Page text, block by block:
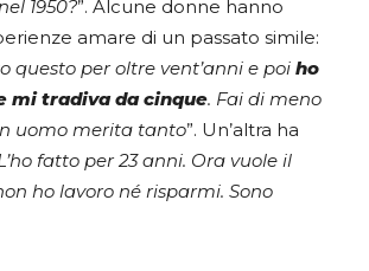
1950?”. Alcune donne hanno
amare di un passato simile:
questo per oltre vent’anni e poi ho
mi tradiva da cinque. Fai di meno
uomo merita tanto”. Un’altra ha
fatto per 23 anni. Ora vuole il
ho lavoro né risparmi. Sono